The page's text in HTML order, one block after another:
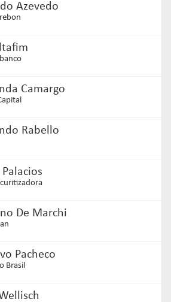
Azevedo
Camargo
Rabello
De Marchi
Pacheco
Brasil